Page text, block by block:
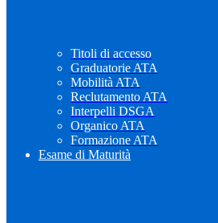
Titoli di accesso
Graduatorie ATA
Mobilità ATA
Reclutamento ATA
Interpelli DSGA
Organico ATA
Formazione ATA
Esame di Maturità